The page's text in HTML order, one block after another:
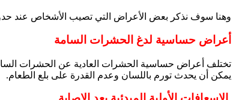
وهنا سوف نذكر بعض الأعراض التي تصيب الأشخاص عند
أعراض حساسية لدغ الحشرات السامة
تختلف أعراض حساسية الحشرات العادية عن الحشرات
يمكن أن يحدث تورم باللسان وعدم القدرة على بلع الطعام.